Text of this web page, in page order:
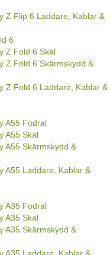
Z Flip 6 Laddare, Kablar &
6
Z Fold 6 Skal
Z Fold 6 Skärmskydd &
Z Fold 6 Laddare, Kablar &
A55 Fodral
A55 Skal
A55 Skärmskydd &
A55 Laddare, Kablar &
A35 Fodral
A35 Skal
A35 Skärmskydd &